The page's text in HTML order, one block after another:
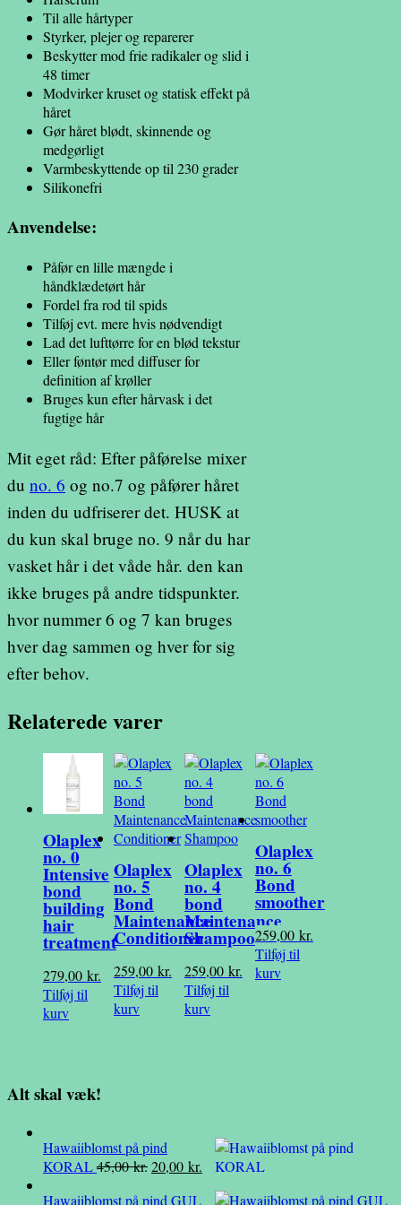
Til alle hårtyper
Styrker, plejer og reparerer
Beskytter mod frie radikaler og slid i
48 timer
Modvirker kruset og statisk effekt på
håret
Gør håret blødt, skinnende og
medgørligt
Varmbeskyttende op til 230 grader
Silikonefri
Anvendelse:
Påfør en lille mængde i
håndklædetørt hår
Fordel fra rod til spids
Tilføj evt. mere hvis nødvendigt
Lad det lufttørre for en blød tekstur
Eller føntør med diffuser for
definition af krøller
Bruges kun efter hårvask i det
fugtige hår
Mit eget råd: Efter påførelse mixer
du no. 6 og no.7 og påfører håret
inden du udfriserer det. HUSK at
du kun skal bruge no. 9 når du har
vasket hår i det våde hår. den kan
ikke bruges på andre tidspunkter.
hvor nummer 6 og 7 kan bruges
hver dag sammen og hver for sig
efter behov.
Relaterede varer
Olaplex
no. 0
Intensive
bond
building
hair
treatment
279,00 kr.
Tilføj til
kurv
Olaplex
no. 5
Bond
Maintenance
Conditioner
259,00 kr.
Tilføj til
kurv
Olaplex
no. 4
bond
Maintenance
Shampoo
259,00 kr.
Tilføj til
kurv
Olaplex
no. 6
Bond
smoother
259,00 kr.
Tilføj til
kurv
Alt skal væk!
Hawaiiblomst på pind
KORAL45,00kr.Den
20,00 kr. Den
Hawaiiblomst på pind GUL